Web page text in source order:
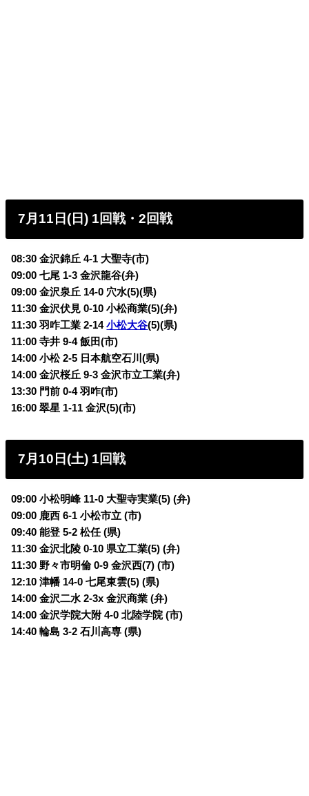
7月11日(日) 1回戦・2回戦
08:30 金沢錦丘 4-1 大聖寺(市)
09:00 七尾 1-3 金沢龍谷(弁)
09:00 金沢泉丘 14-0 穴水(5)(県)
11:30 金沢伏見 0-10 小松商業(5)(弁)
11:30 羽咋工業 2-14小松大谷(5)(県)
11:00 寺井 9-4 飯田(市)
14:00 小松 2-5 日本航空石川(県)
14:00 金沢桜丘 9-3 金沢市立工業(弁)
13:30 門前 0-4 羽咋(市)
16:00 翠星 1-11 金沢(5)(市)
7月10日(土) 1回戦
09:00 小松明峰 11-0 大聖寺実業(5) (弁)
09:00 鹿西 6-1 小松市立 (市)
09:40 能登 5-2 松任 (県)
11:30 金沢北陵 0-10 県立工業(5) (弁)
11:30 野々市明倫 0-9 金沢西(7) (市)
12:10 津幡 14-0 七尾東雲(5) (県)
14:00 金沢二水 2-3x 金沢商業 (弁)
14:00 金沢学院大附 4-0 北陸学院 (市)
14:40 輪島 3-2 石川高専 (県)